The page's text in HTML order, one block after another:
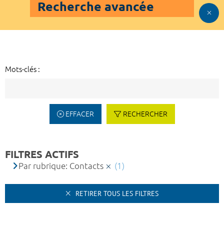
Recherche avancée
Mots-clés :
EFFACER RECHERCHER
FILTRES ACTIFS
Par rubrique: Contacts (1)
RETIRER TOUS LES FILTRES